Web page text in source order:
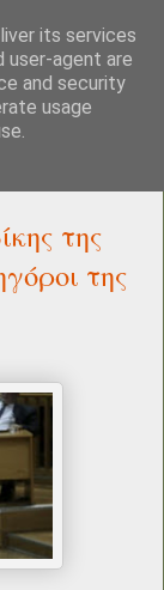
της
της
its services
user-agent are
and security
usage